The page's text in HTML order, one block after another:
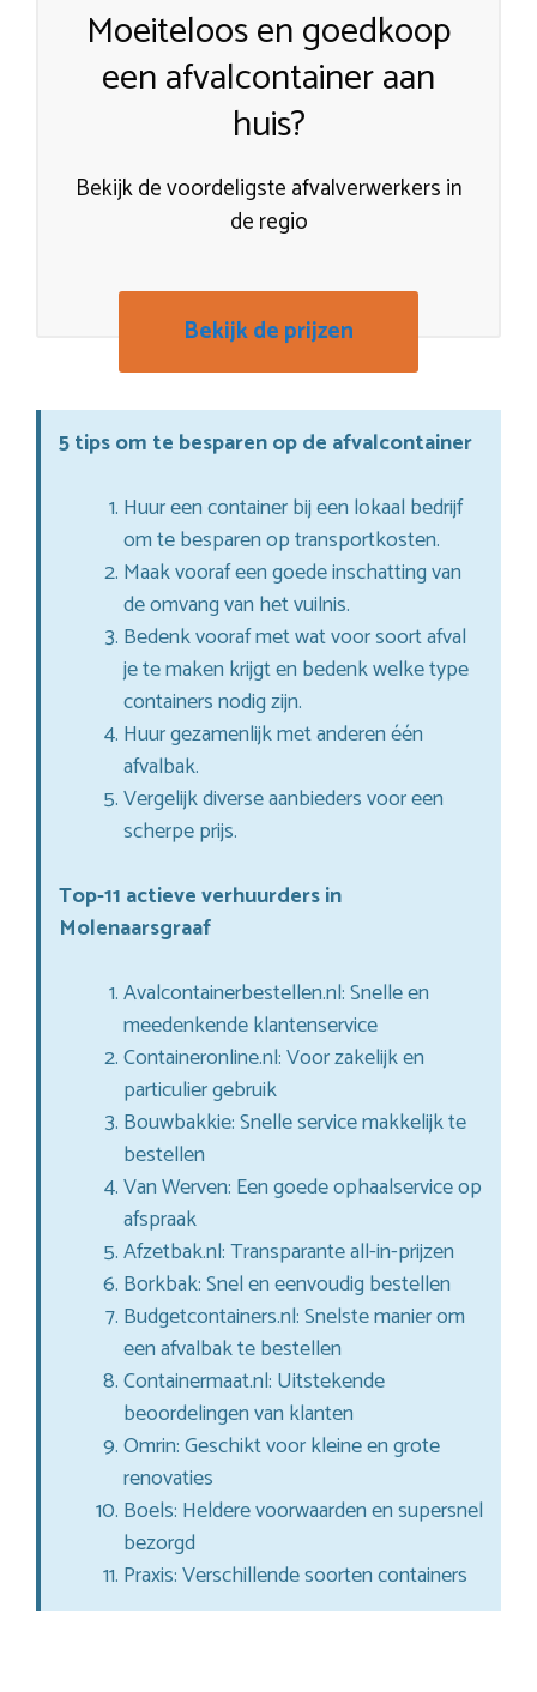
Moeiteloos en goedkoop
een afvalcontainer aan
huis?
Bekijk de voordeligste afvalverwerkers in
de regio
Bekijk de prijzen
5 tips om te besparen op de afvalcontainer
Huur een container bij een lokaal bedrijf
om te besparen op transportkosten.
Maak vooraf een goede inschatting van
de omvang van het vuilnis.
Bedenk vooraf met wat voor soort afval
je te maken krijgt en bedenk welke type
containers nodig zijn.
Huur gezamenlijk met anderen één
afvalbak.
Vergelijk diverse aanbieders voor een
scherpe prijs.
Top-11 actieve verhuurders in
Molenaarsgraaf
Avalcontainerbestellen.nl: Snelle en
meedenkende klantenservice
Containeronline.nl: Voor zakelijk en
particulier gebruik
Bouwbakkie: Snelle service makkelijk te
bestellen
Van Werven: Een goede ophaalservice op
afspraak
Afzetbak.nl: Transparante all-in-prijzen
Borkbak: Snel en eenvoudig bestellen
Budgetcontainers.nl: Snelste manier om
een afvalbak te bestellen
Containermaat.nl: Uitstekende
beoordelingen van klanten
Omrin: Geschikt voor kleine en grote
renovaties
Boels: Heldere voorwaarden en supersnel
bezorgd
Praxis: Verschillende soorten containers